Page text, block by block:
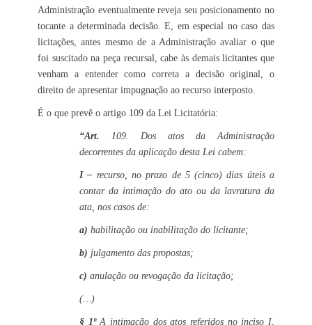
Administração eventualmente reveja seu posicionamento no
tocante a determinada decisão. E, em especial no caso das
licitações, antes mesmo de a Administração avaliar o que
foi suscitado na peça recursal, cabe às demais licitantes que
venham a entender como correta a decisão original, o
direito de apresentar impugnação ao recurso interposto.
É o que prevê o artigo 109 da Lei Licitatória:
“Art. 109. Dos atos da Administração
decorrentes da aplicação desta Lei cabem:
I – recurso, no prazo de 5 (cinco) dias úteis a
contar da intimação do ato ou da lavratura da
ata, nos casos de:
a) habilitação ou inabilitação do licitante;
b) julgamento das propostas;
c) anulação ou revogação da licitação;
(…)
§ 1ºA intimação dos atos referidos no inciso I,